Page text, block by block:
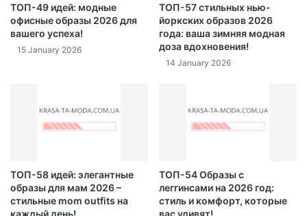
ТОП-49 идей: модные
офисные образы 2026 для
вашего успеха!
15 January 2026
ТОП-57 стильных нью-
йоркских образов 2026
года: ваша зимняя модная
доза вдохновения!
14 January 2026
ТОП-58 идей: элегантные
образы для мам 2026 –
стильные mom outfits на
каждый день!
ТОП-54 Образы с
леггинсами на 2026 год:
стиль и комфорт, которые
вас удивят!